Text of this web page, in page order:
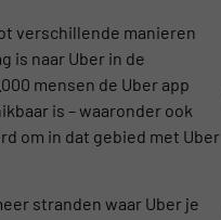
verschillende manieren
is naar Uber in de
mensen de Uber app
is – waaronder ook
om in dat gebied met Uber
stranden waar Uber je